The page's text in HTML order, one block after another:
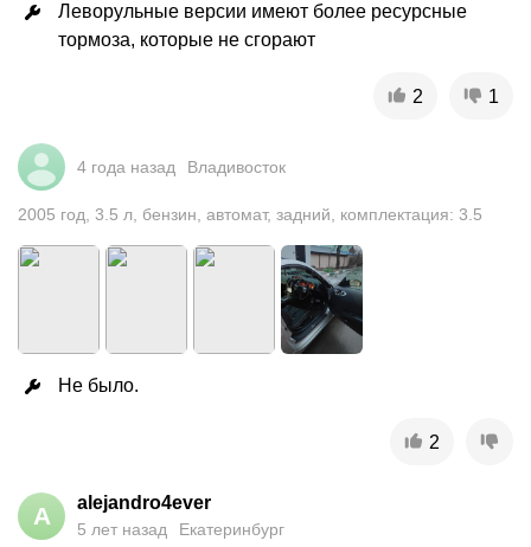
Леворульные версии имеют более ресурсные
тормоза, которые не сгорают
2 1
4 года назад Владивосток
2005 год 3.5 л бензин автомат, задний комплектация: 3.5
Не было.
2
A alejandro4ever
5 лет назад Екатеринбург